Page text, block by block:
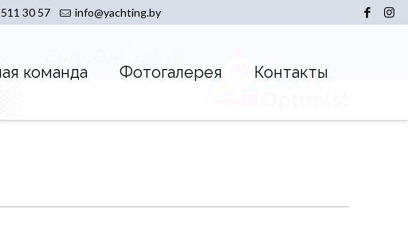
30 57 info@yachting.by
команда Фотогалерея Контакты